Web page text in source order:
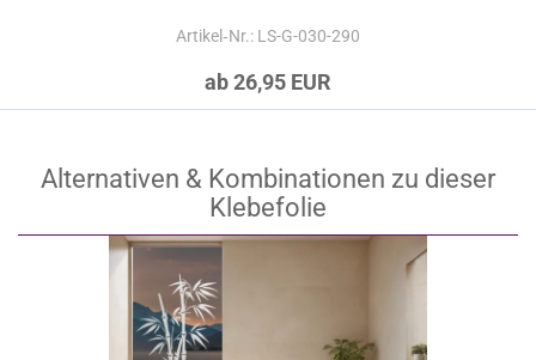
Artikel‑Nr.: LS-G-030-290
ab 26,95 EUR
Alternativen & Kombinationen zu dieser
Klebefolie